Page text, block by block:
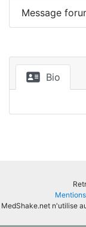
Message
Bio
MedShake.net n'utilise